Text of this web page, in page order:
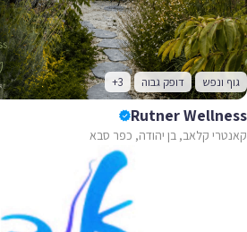
גוף ונפש דופק גבוה +3
Rutner Wellness
קאנטרי קלאב, בן יהודה, כפר סבא